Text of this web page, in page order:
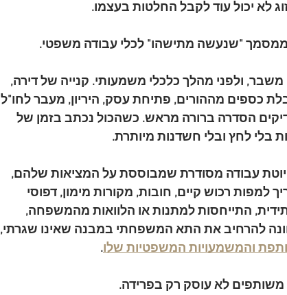
לא יכול עוד לקבל החלטות בעצמו.
"שנעשה מתישהו" לכלי עבודה משפטי.
ולפני מהלך כלכלי משמעותי. קנייה של דירה,
כספים מההורים, פתיחת עסק, היריון, מעבר לחו"ל
הסדרה ברורה מראש. כשהכול נכתב בזמן של
בלי לחץ ובלי חשדנות מיותרת.
עבודה מסודרת שמבוססת על המציאות שלהם,
למפות רכוש קיים, חובות, מקורות מימון, דפוסי
התייחסות למתנות או הלוואות מהמשפחה,
להרחיב את התא המשפחתי במבנה שאינו שגרתי,
והמשמעויות המשפטיות שלו.
לא עוסק רק בפרידה.